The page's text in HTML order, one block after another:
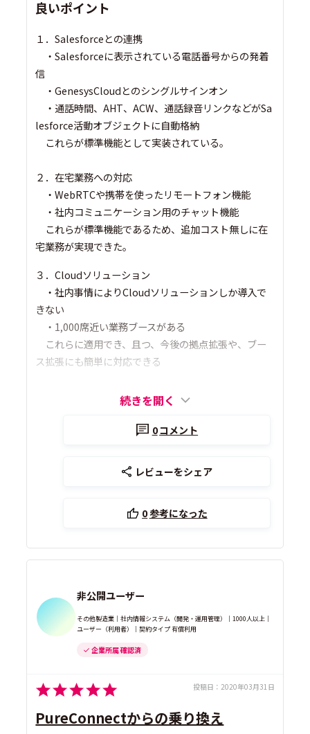
良いポイント
１．Salesforceとの連携
・Salesforceに表示されている電話番号からの発着
信
・GenesysCloudとのシングルサインオン
・通話時間、AHT、ACW、通話録音リンクなどがSa
lesforce活動オブジェクトに自動格納
これらが標準機能として実装されている。
２．在宅業務への対応
・WebRTCや携帯を使ったリモートフォン機能
・社内コミュニケーション用のチャット機能
これらが標準機能であるため、追加コスト無しに在
宅業務が実現できた。
３．Cloudソリューション
・社内事情によりCloudソリューションしか導入で
きない
・1,000席近い業務ブースがある
これらに適用でき、且つ、今後の拠点拡張や、ブー
ス拡張にも簡単に対応できる
続きを開く
0コメント
レビューをシェア
0参考になった
非公開ユーザー
その他製造業｜社内情報システム（開発・運用管理）｜1000人以上｜
ユーザー（利用者）｜契約タイプ 有償利用
企業所属 確認済
投稿日： 2020年03月31日
PureConnectからの乗り換え